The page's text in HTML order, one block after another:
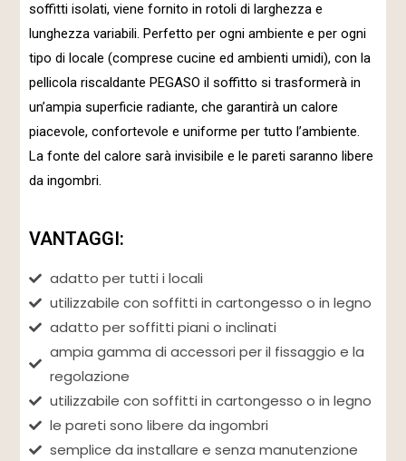
soffitti isolati, viene fornito in rotoli di larghezza e
lunghezza variabili. Perfetto per ogni ambiente e per ogni
tipo di locale (comprese cucine ed ambienti umidi), con la
pellicola riscaldante PEGASO il soffitto si trasformerà in
un’ampia superficie radiante, che garantirà un calore
piacevole, confortevole e uniforme per tutto l’ambiente.
La fonte del calore sarà invisibile e le pareti saranno libere
da ingombri.
VANTAGGI:
adatto per tutti i locali
utilizzabile con soffitti in cartongesso o in legno
adatto per soffitti piani o inclinati
ampia gamma di accessori per il fissaggio e la
regolazione
utilizzabile con soffitti in cartongesso o in legno
le pareti sono libere da ingombri
semplice da installare e senza manutenzione